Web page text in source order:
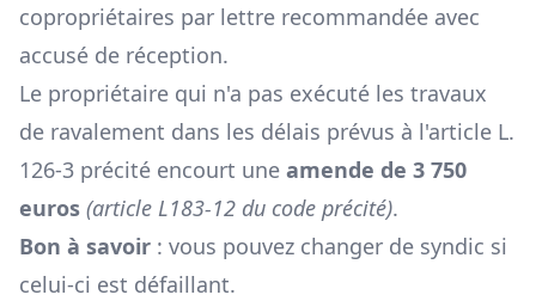
copropriétaires par lettre recommandée avec
accusé de réception.
Le propriétaire qui n'a pas exécuté les travaux
de ravalement dans les délais prévus à l'article L.
126-3 précité encourt une amende de 3 750
euros (article L183-12 du code précité).
Bon à savoir : vous pouvez changer de syndic si
celui-ci est défaillant.